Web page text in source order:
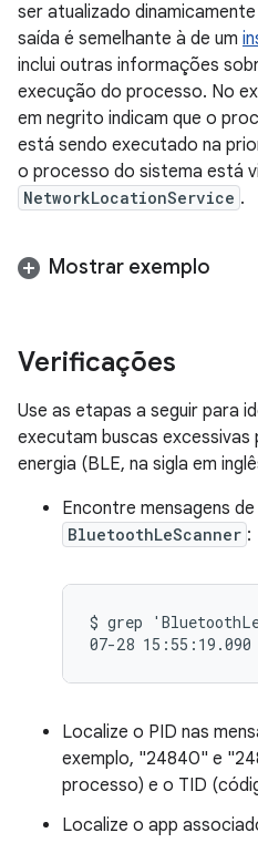
ser atualizado
saída é semelhante à de um
inclui outras informações
execução do processo. No
em negrito indicam que o
está sendo executado na
o processo do sistema está
NetworkLocationService .
Mostrar exemplo
Verificações
Use as etapas a seguir para
executam buscas
energia (BLE, na sigla em
Encontre mensagens
BluetoothLeScanner :
$ grep
Localize o PID nas
exemplo, "24840" e
processo) e o TID
Localize o app